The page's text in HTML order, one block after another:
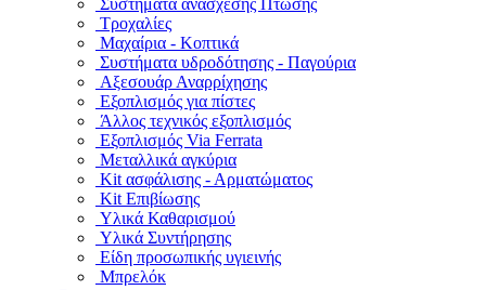
Συστήματα ανάσχεσης Πτώσης
Τροχαλίες
Μαχαίρια - Κοπτικά
Συστήματα υδροδότησης - Παγούρια
Αξεσουάρ Αναρρίχησης
Εξοπλισμός για πίστες
Άλλος τεχνικός εξοπλισμός
Εξοπλισμός Via Ferrata
Μεταλλικά αγκύρια
Kit ασφάλισης - Αρματώματος
Kit Επιβίωσης
Υλικά Καθαρισμού
Υλικά Συντήρησης
Είδη προσωπικής υγιεινής
Μπρελόκ